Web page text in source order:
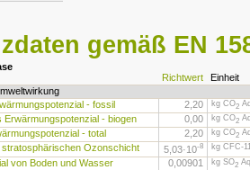
gemäß EN
Richtwert
Einheit
- fossil 2,20 kg CO2
Erwärmungspotenzial - biogen 0,00 kg CO2
- total 2,20 kg CO2
stratosphärischen Ozonschicht 5,03·10-8 kg CFC-
von Boden und Wasser 0,00901 kg SO2